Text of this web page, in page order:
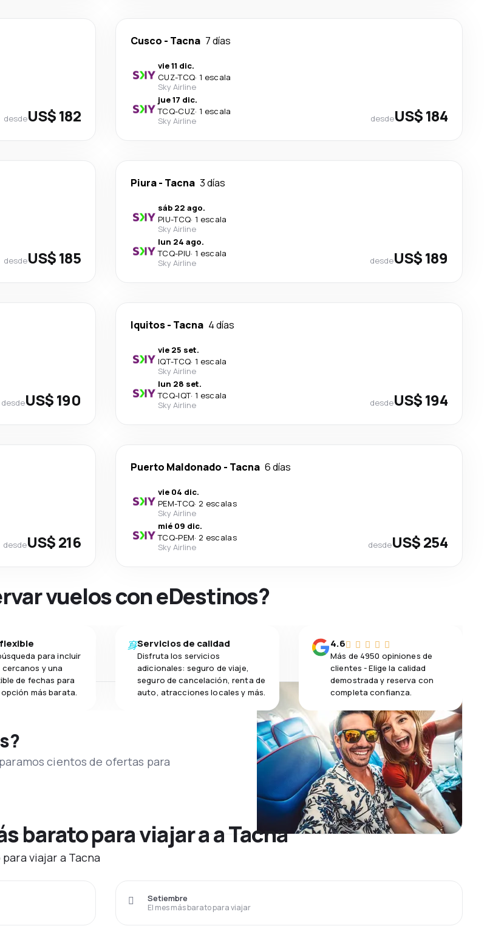
desdeUS$ 182
Cusco - Tacna 7 días
vie 11 dic.
CUZ-TCQ· 1 escala
Sky Airline
jue 17 dic.
TCQ-CUZ· 1 escala
Sky Airline
desdeUS$ 184
desdeUS$ 185
Piura- Tacna 3 días
sáb 22 ago.
PIU-TCQ· 1 escala
Sky Airline
lun 24 ago.
TCQ-PIU· 1 escala
Sky Airline
desdeUS$ 189
desdeUS$ 190
Iquitos- Tacna 4 días
vie 25 set.
IQT-TCQ· 1 escala
Sky Airline
lun 28 set.
TCQ-IQT· 1 escala
Sky Airline
desdeUS$ 194
desdeUS$ 216
Puerto Maldonado - Tacna 6 días
vie 04 dic.
PEM-TCQ· 2 escalas
Sky Airline
mié 09 dic.
TCQ-PEM· 2 escalas
Sky Airline
desdeUS$ 254
vuelos con eDestinos?
para incluir
y una
de fechas para
más barata.
Servicios de calidad
Disfruta los servicios
adicionales: seguro de viaje,
seguro de cancelación, renta de
auto, atracciones locales y más.
4.6
Más de 4950 opiniones de
clientes - Elige la calidad
demostrada y reserva con
completa confianza.
cientos de ofertas para
barato para viajar a a Tacna
viajar a Tacna
El mes más barato para viajar
Setiembre